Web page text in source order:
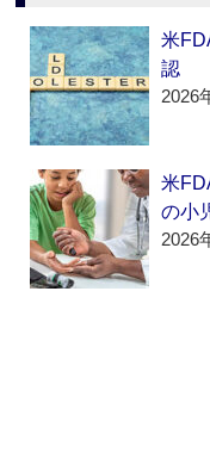
米
認
2026
米
の小
2026